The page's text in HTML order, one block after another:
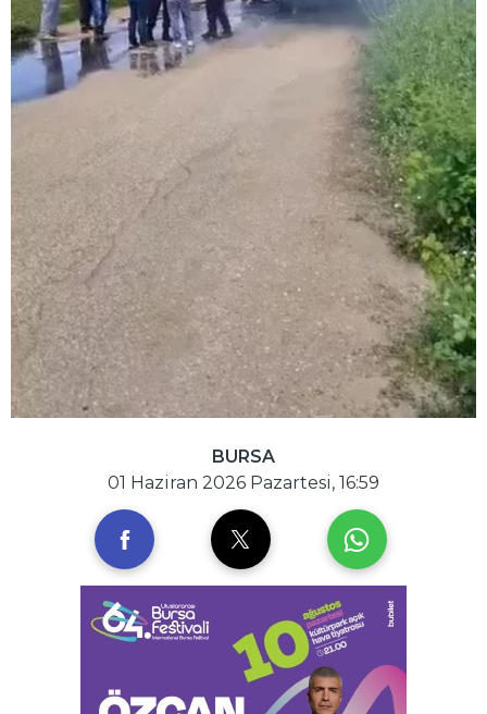
BURSA
01 Haziran 2026 Pazartesi, 16:59